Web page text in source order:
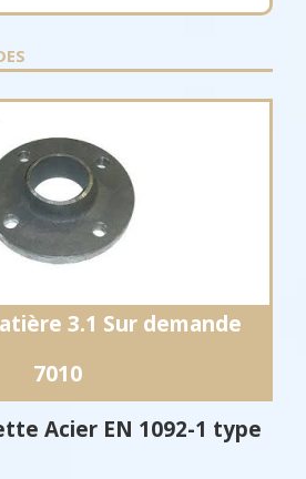
3.1 Sur demande
7010
Acier EN 1092-1 type